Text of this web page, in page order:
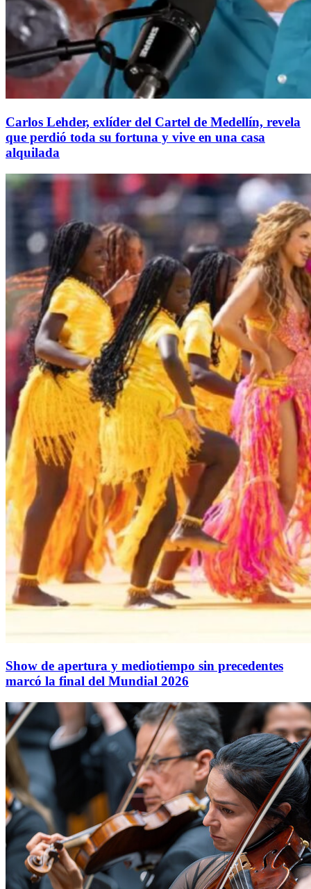
Carlos Lehder, exlíder del Cartel de Medellín, revela
que perdió toda su fortuna y vive en una casa
alquilada
Show de apertura y mediotiempo sin precedentes
marcó la final del Mundial 2026